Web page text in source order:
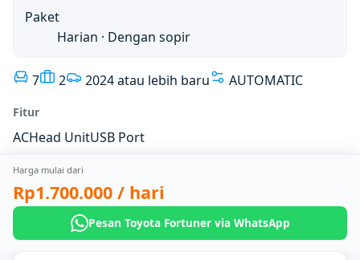
Paket
Harian · Dengan sopir
7 2 2024 atau lebih baru AUTOMATIC
Fitur
ACHead UnitUSB Port
Harga mulai dari
Rp1.700.000 / hari
Pesan Toyota Fortuner via WhatsApp